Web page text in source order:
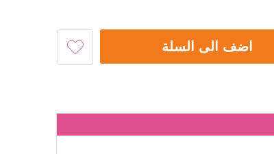
اضف الى السلة